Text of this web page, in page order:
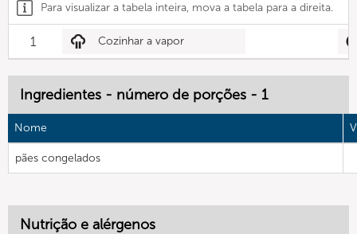
Para visualizar a tabela inteira, mova a tabela para a direita.
1 Cozinhar a vapor
Ingredientes - número de porções - 1
Nome
pães congelados
Nutrição e alérgenos